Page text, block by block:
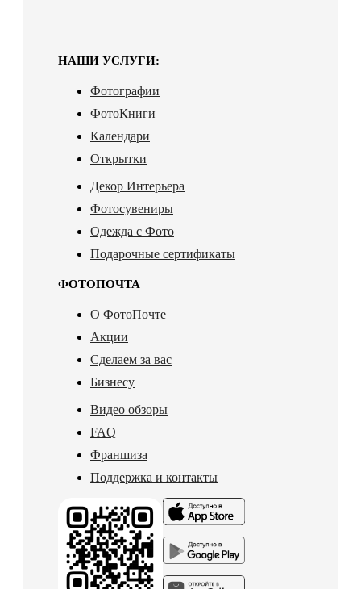
НАШИ УСЛУГИ:
Фотографии
ФотоКниги
Календари
Открытки
Декор Интерьера
Фотосувениры
Одежда с Фото
Подарочные сертификаты
ФОТОПОЧТА
О ФотоПочте
Акции
Сделаем за вас
Бизнесу
Видео обзоры
FAQ
Франшиза
Поддержка и контакты